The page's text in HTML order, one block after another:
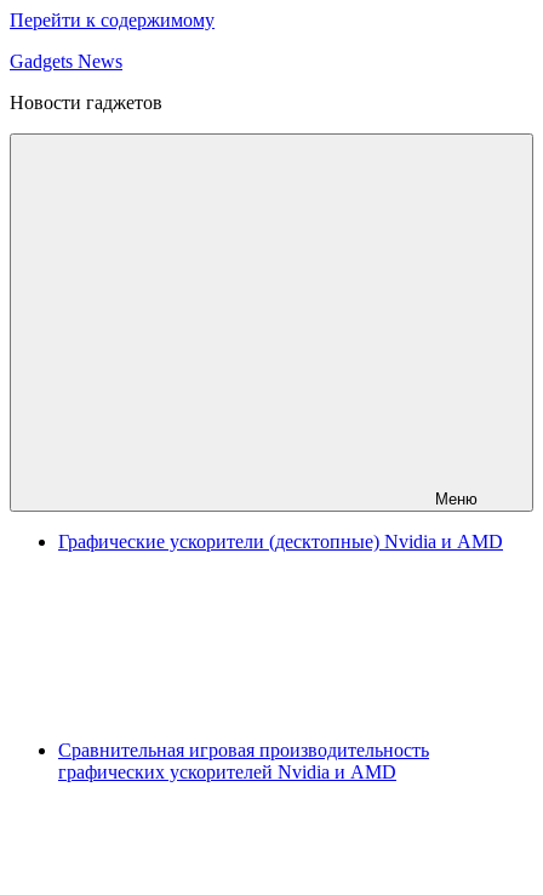
Перейти к содержимому
Gadgets News
Новости гаджетов
Меню
Графические ускорители (десктопные) Nvidia и AMD
Сравнительная игровая производительность
графических ускорителей Nvidia и AMD